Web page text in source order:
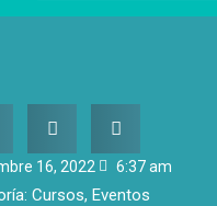
16, 2022 6:37 am
Cursos,Eventos